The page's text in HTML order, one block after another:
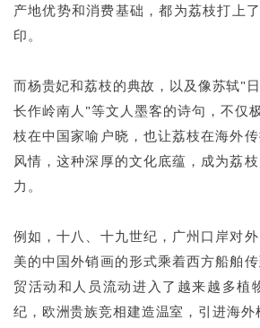
产地优势和消费基础，都为荔枝打上
印。
而杨贵妃和荔枝的典故，以及像苏轼"
长作岭南人"等文人墨客的诗句，不仅
枝在中国家喻户晓，也让荔枝在海外
风情，这种深厚的文化底蕴，成为荔
力。
例如，十八、十九世纪，广州口岸对
美的中国外销画的形式乘着西方船舶
贸活动和人员流动进入了越来越多植
纪，欧洲贵族竞相建造温室，引进海外